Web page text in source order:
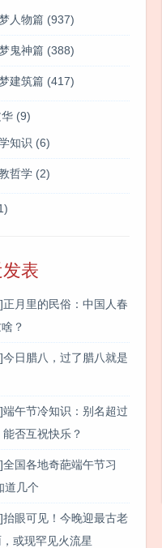
人物篇 (937)
鬼神篇 (388)
建筑篇 (417)
(9)
知识 (6)
哲学 (2)
表
正月里的民俗：中国人春
？
今日腊八，过了腊八就是
端午节冷知识：别名超过
能否互祝快乐？
全国各地奇葩端午节习
道几个
抬眼可见！今晚迎最古老
或现罕见火流星